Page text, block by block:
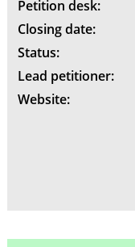
Petition desk:
Closing date:
Status:
Lead petitioner:
Website: